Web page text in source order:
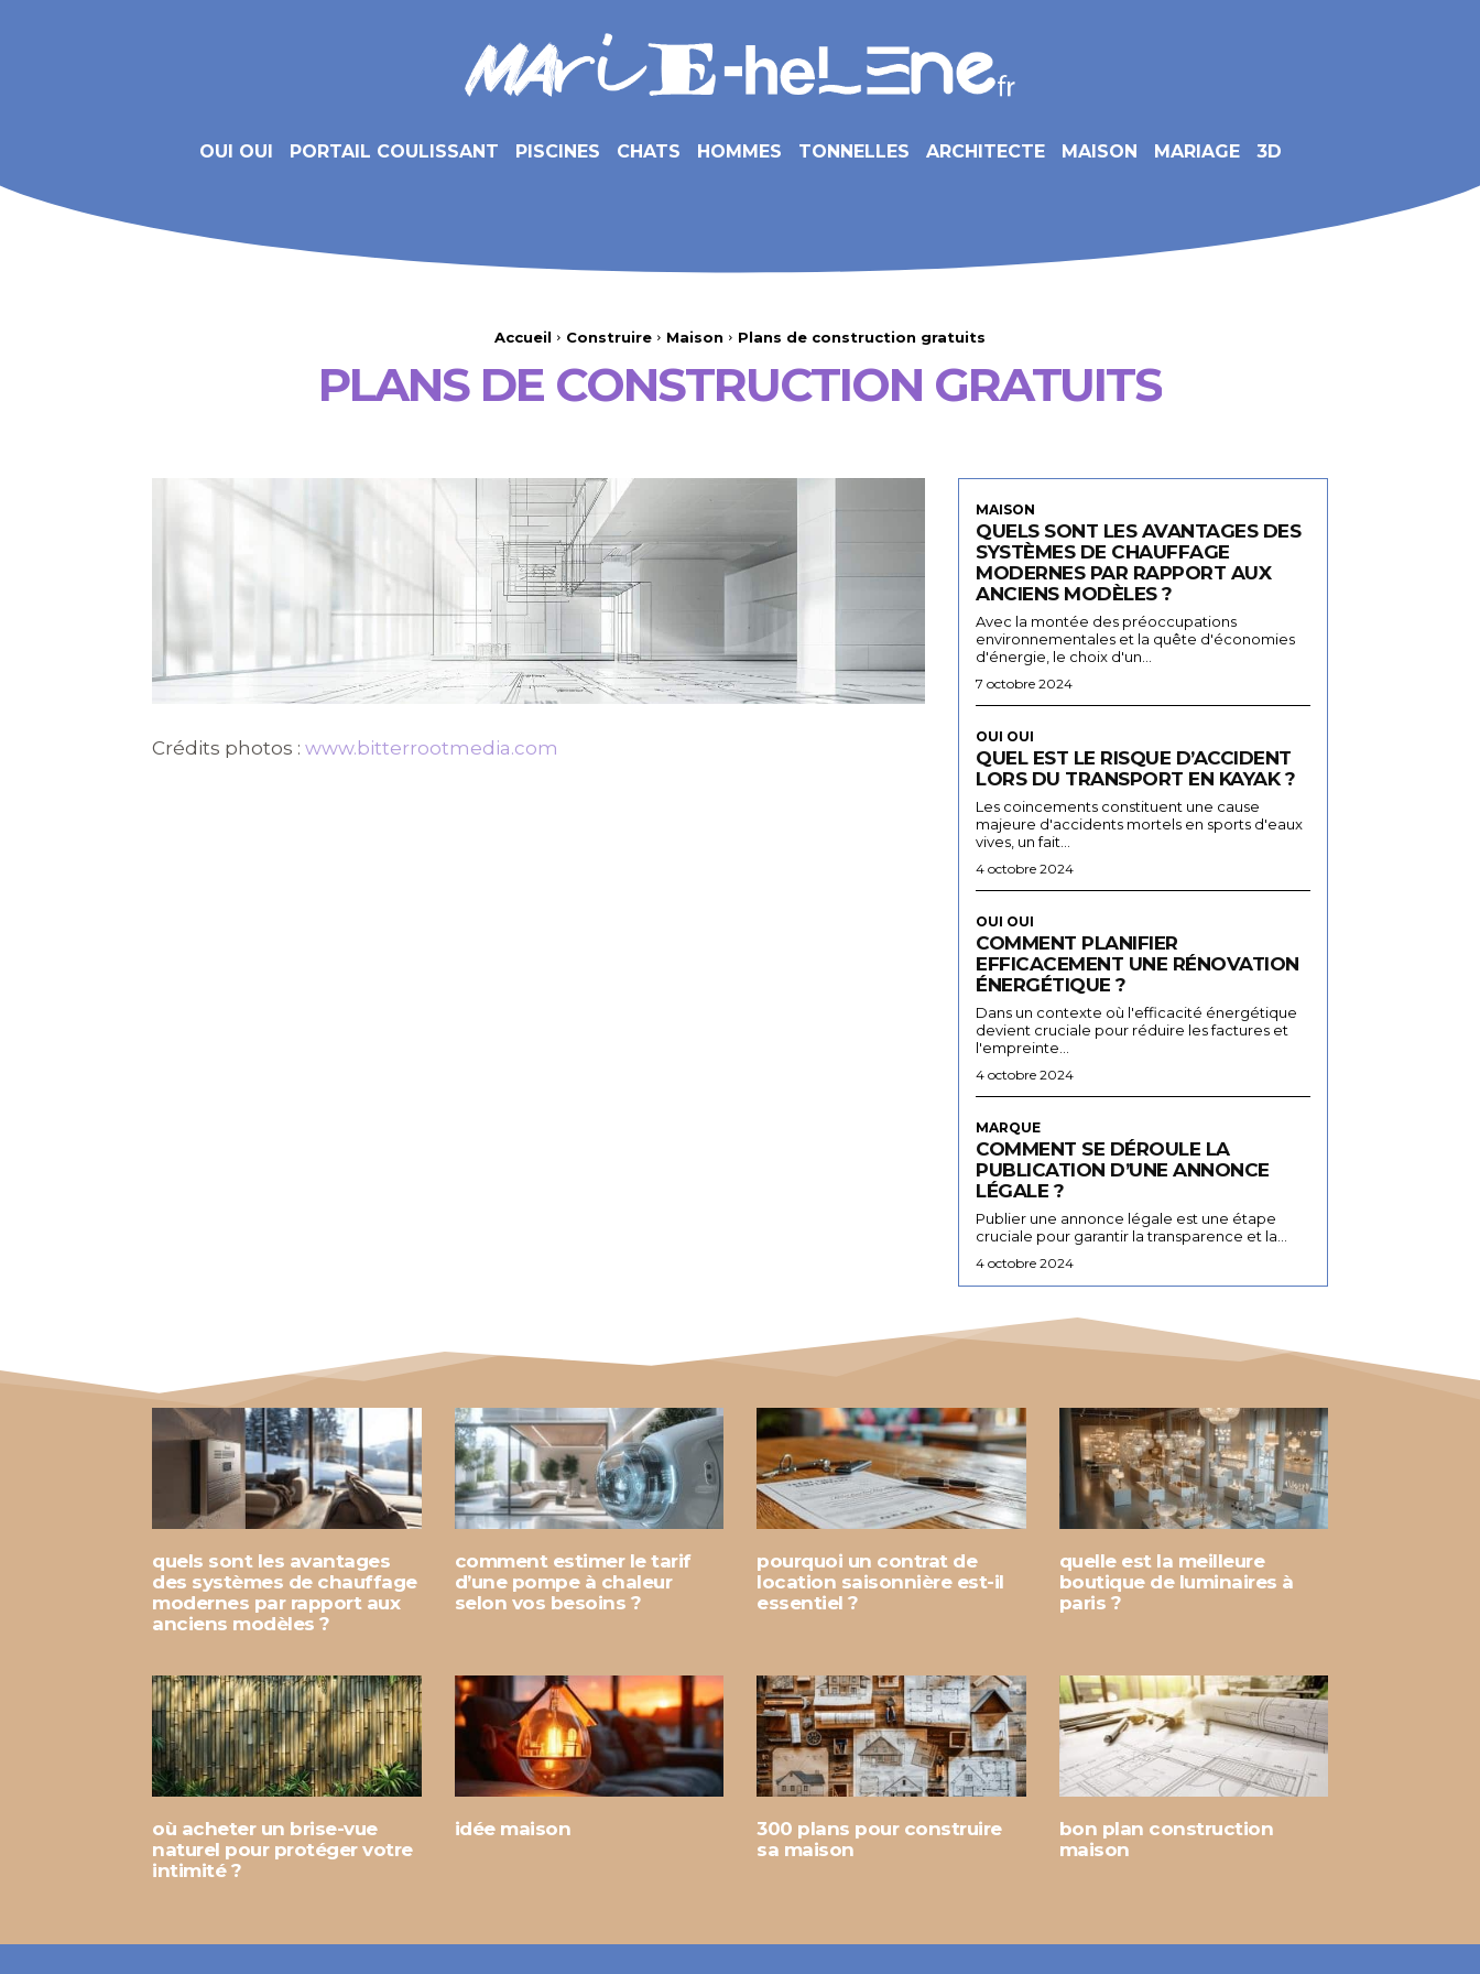
OUI OUI PORTAIL COULISSANT PISCINES CHATS HOMMES TONNELLES ARCHITECTE MAISON MARIAGE 3D
Accueil Construire Maison Plans de construction gratuits
PLANS DE CONSTRUCTION GRATUITS
Crédits photos : www.bitterrootmedia.com
MAISON
QUELS SONT LES AVANTAGES DES
SYSTÈMES DE CHAUFFAGE
MODERNES PAR RAPPORT AUX
ANCIENS MODÈLES ?
Avec la montée des préoccupations
environnementales et la quête d'économies
d'énergie, le choix d'un...
7 octobre 2024
OUI OUI
QUEL EST LE RISQUE D’ACCIDENT
LORS DU TRANSPORT EN KAYAK ?
Les coincements constituent une cause
majeure d'accidents mortels en sports d'eaux
vives, un fait...
4 octobre 2024
OUI OUI
COMMENT PLANIFIER
EFFICACEMENT UNE RÉNOVATION
ÉNERGÉTIQUE ?
Dans un contexte où l'efficacité énergétique
devient cruciale pour réduire les factures et
l'empreinte...
4 octobre 2024
MARQUE
COMMENT SE DÉROULE LA
PUBLICATION D’UNE ANNONCE
LÉGALE ?
Publier une annonce légale est une étape
cruciale pour garantir la transparence et la...
4 octobre 2024
quels sont les avantages
des systèmes de chauffage
modernes par rapport aux
anciens modèles ?
comment estimer le tarif
d’une pompe à chaleur
selon vos besoins ?
pourquoi un contrat de
location saisonnière est-il
essentiel ?
quelle est la meilleure
boutique de luminaires à
paris ?
où acheter un brise-vue
naturel pour protéger votre
intimité ?
idée maison
300 plans pour construire
sa maison
bon plan construction
maison